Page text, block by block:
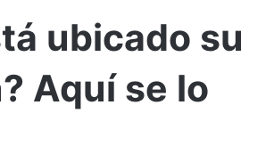
ubicado su
Aquí se lo